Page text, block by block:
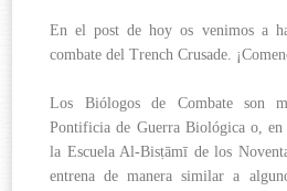
En el post de hoy os venimos a
combate del Trench Crusade.
Los Biólogos de Combate son
Pontificia de Guerra Biológica o, en
la Escuela Al-Bisṭāmī de los
entrena de manera similar a